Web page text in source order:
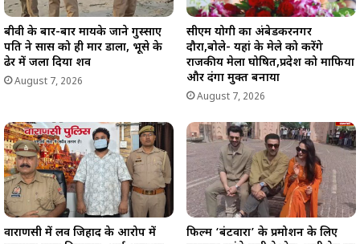
बीवी के बार-बार मायके जाने गुस्साए
पति ने सास को ही मार डाला, भूसे के
ढेर में जला दिया शव
August 7, 2026
सीएम योगी का अंबेडकरनगर
दौरा,बोले- यहां के मेले को करेंगे
राजकीय मेला घोषित,प्रदेश को माफिया
और दंगा मुक्त बनाया
August 7, 2026
वाराणसी में लव जिहाद के आरोप में
फिल्म ‘बंटवारा’ के प्रमोशन के लिए